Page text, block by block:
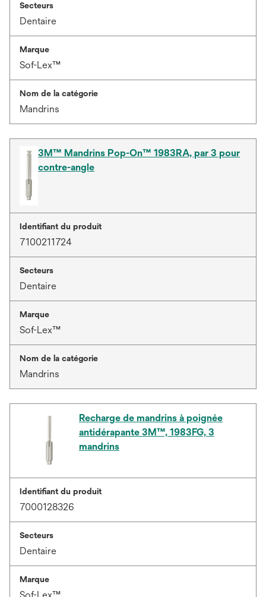
Secteurs
Dentaire
Marque
Sof-Lex™
Nom de la catégorie
Mandrins
3M™ Mandrins Pop-On™ 1983RA, par 3 pour
contre-angle
Identifiant du produit
7100211724
Secteurs
Dentaire
Marque
Sof-Lex™
Nom de la catégorie
Mandrins
Recharge de mandrins à poignée
antidérapante 3M™, 1983FG, 3
mandrins
Identifiant du produit
7000128326
Secteurs
Dentaire
Marque